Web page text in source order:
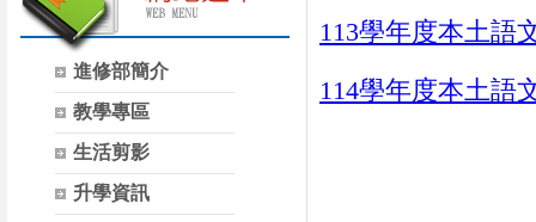
進修部簡介
教學專區
生活剪影
升學資訊
113學年度本土語
114學年度本土語